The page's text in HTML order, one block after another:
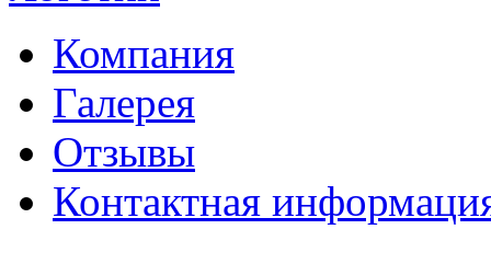
Компания
Галерея
Отзывы
Контактная